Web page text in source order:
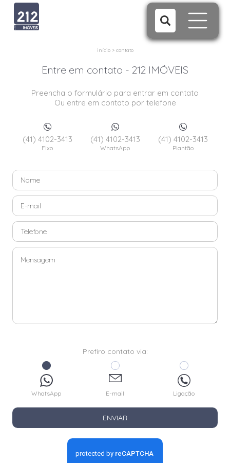
início> contato
Entre em contato - 212 IMÓVEIS
Preencha o formulário para entrar em contato
Ou entre em contato por telefone
(41) 4102-3413
Fixo
(41) 4102-3413
WhatsApp
(41) 4102-3413
Plantão
Prefiro contato via:
WhatsApp E-mail Ligação
ENVIAR